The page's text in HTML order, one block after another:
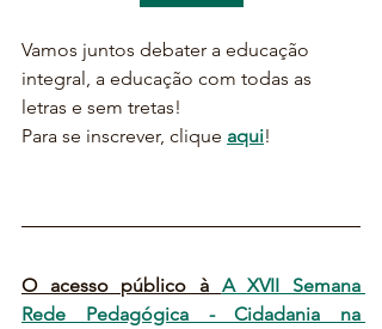
Vamos juntos debater a educação
integral, a educação com todas as
letras e sem tretas!
Para se inscrever, clique aqui!
O acesso público à A XVII Semana
Rede Pedagógica - Cidadania na